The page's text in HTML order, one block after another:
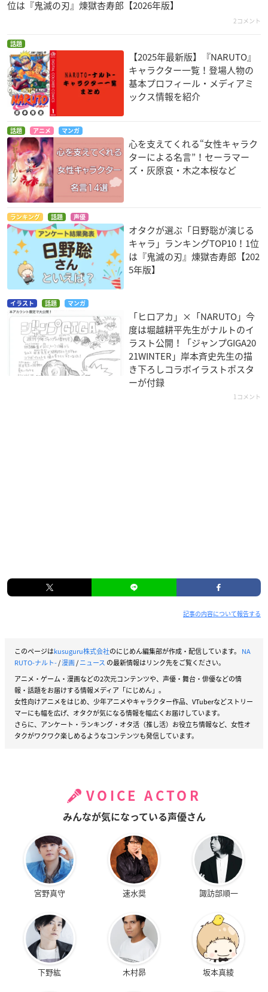
位は『鬼滅の刃』煉󠄁獄杏寿郎【2026年版】
2コメント
話題
【2025年最新版】『NARUTO』
キャラクター一覧！登場人物の
基本プロフィール・メディアミ
ックス情報を紹介
話題 アニメ マンガ
心を支えてくれる“女性キャラク
ターによる名言”！セーラマー
ズ・灰原哀・木之本桜など
ランキング 話題 声優
オタクが選ぶ「日野聡が演じる
キャラ」ランキングTOP10！1位
は『鬼滅の刃』煉󠄁獄杏寿郎【202
5年版】
イラスト 話題 マンガ
「ヒロアカ」×「NARUTO」今
度は堀越耕平先生がナルトのイ
ラスト公開！「ジャンプGIGA20
21WINTER」岸本斉史先生の描
き下ろしコラボイラストポスタ
ーが付録
1コメント
記事の内容について報告する
このページはkusuguru株式会社のにじめん編集部が作成・配信しています。 NA
RUTO-ナルト-/漫画/ニュース の最新情報はリンク先をご覧ください。
アニメ・ゲーム・漫画などの2次元コンテンツや、声優・舞台・俳優などの情
報・話題をお届けする情報メディア「にじめん」。
女性向けアニメをはじめ、少年アニメやキャラクター作品、VTuberなどストリー
マーにも幅を広げ、オタクが気になる情報を幅広くお届けしています。
さらに、アンケート・ランキング・オタ活（推し活）お役立ち情報など、女性オ
タクがワクワク楽しめるようなコンテンツも発信しています。
VOICE ACTOR
みんなが気になっている声優さん
宮野真守 速水奨 諏訪部順一
下野紘 木村昴 坂本真綾